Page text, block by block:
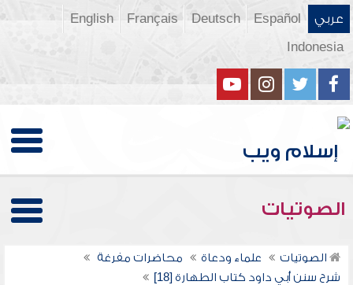
عربي Español
Deutsch
Français
English
Indonesia
الصوتيات
الصوتيات علماء ودعاة
محاضرات مفرغة
شرح سنن أبي داود كتاب الطهارة [18]